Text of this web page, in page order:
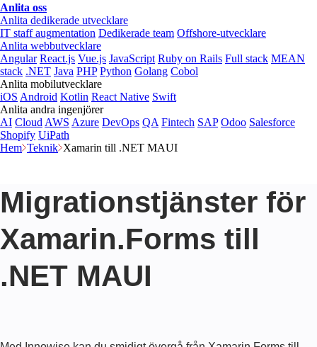
Anlita oss
Anlita dedikerade utvecklare
IT staff augmentation Dedikerade team Offshore-utvecklare
Anlita webbutvecklare
Angular React.js Vue.js JavaScript Ruby on Rails Full stack MEAN
stack .NET Java PHP Python Golang Cobol
Anlita mobilutvecklare
iOS Android Kotlin React Native Swift
Anlita andra ingenjörer
AI Cloud AWS Azure DevOps QA Fintech SAP Odoo Salesforce
Shopify UiPath
Hem Teknik Xamarin till .NET MAUI
Migrationstjänster för
Xamarin.Forms till
.NET MAUI